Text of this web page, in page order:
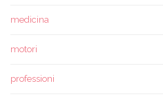
medicina
motori
professioni